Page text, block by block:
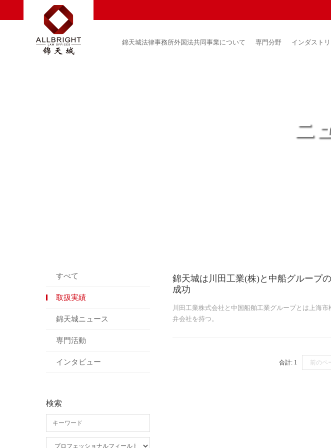
錦天城法律事務所外国法共同事業について 専門分野 インダスト
ニ
すべて
取扱実績
錦天城ニュース
専門活動
インタビュー
検索
錦天城は川田工業(株)と中船グループ
成功
川田工業株式会社と中国船舶工業グループとは上海
弁会社を持つ。
合計: 1 前のペ